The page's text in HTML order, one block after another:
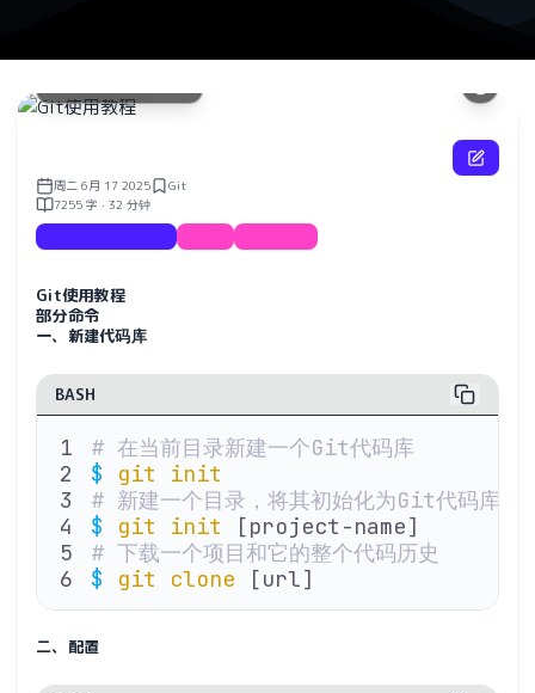
周二 6月 17 2025
Git
7255 字 · 32 分钟
Git使用教程
部分命令
一、新建代码库
BASH
# 在当前目录新建一个Git代码库
$ git init
# 新建一个目录，将其初始化为Git代码库
$ git init [project-name]
# 下载一个项目和它的整个代码历史
$ git clone [url]
二、配置